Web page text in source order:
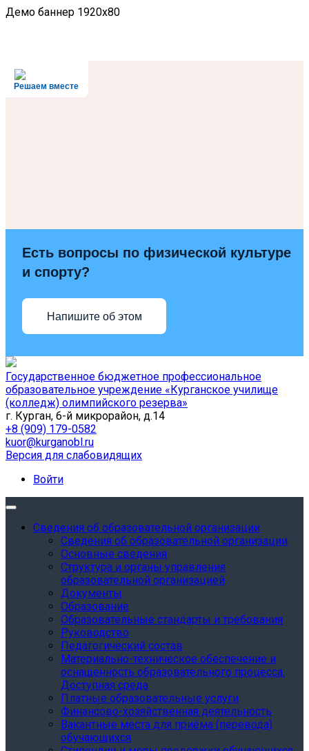
Демо баннер 1920x80
Решаем вместе
Есть вопросы по физической культуре
и спорту?
Напишите об этом
Государственное бюджетное профессиональное
образовательное учреждение «Курганское училище
(колледж) олимпийского резерва»
г. Курган, 6-й микрорайон, д.14
+8 (909) 179-0582
kuor@kurganobl.ru
Версия для слабовидящих
Войти
Сведения об образовательной организации
Сведения об образовательной организации
Основные сведения
Структура и органы управления
образовательной организацией
Документы
Образование
Образовательные стандарты и требования
Руководство
Педагогический состав
Материально-техническое обеспечение и
оснащенность образовательного процесса.
Доступная среда
Платные образовательные услуги
Финансово-хозяйственная деятельность
Вакантные места для приёма (перевода)
обучающихся